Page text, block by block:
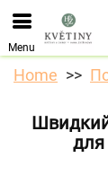
Ми
Menu
Home
Швидкий
для